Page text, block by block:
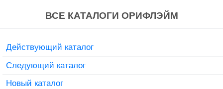
ВСЕ КАТАЛОГИ ОРИФЛЭЙМ
Действующий каталог
Следующий каталог
Новый каталог